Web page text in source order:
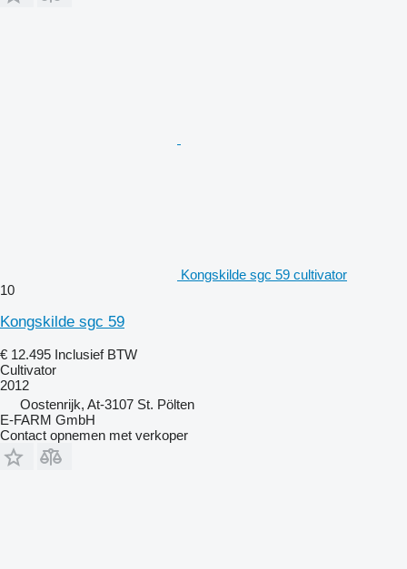
Kongskilde sgc 59 cultivator
10
Kongskilde sgc 59
€ 12.495 Inclusief BTW
Cultivator
2012
Oostenrijk, At-3107 St. Pölten
E-FARM GmbH
Contact opnemen met verkoper